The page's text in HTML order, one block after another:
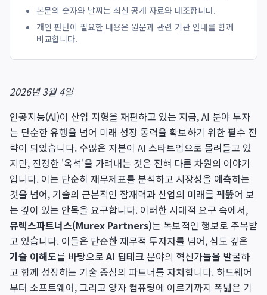
본문의 숫자와 날짜는 최신 공개 자료와 대조합니다.
개인 판단이 필요한 내용은 원문과 관련 기관 안내를 함께
비교합니다.
2026년 3월 4일
인공지능(AI)이 산업 지형을 재편하고 있는 지금, AI 분야 투자
는 단순한 유행을 넘어 미래 성장 동력을 확보하기 위한 필수 전
략이 되었습니다. 수많은 자본이 AI 스타트업으로 몰려들고 있
지만, 진정한 '옥석'을 가려내는 것은 전혀 다른 차원의 이야기
입니다. 이는 단순히 재무제표를 분석하고 시장성을 예측하는
것을 넘어, 기술의 근본적인 잠재력과 산업의 미래를 꿰뚫어 보
는 깊이 있는 안목을 요구합니다. 이러한 시대적 요구 속에서,
뮤렉스파트너스(Murex Partners)는 독보적인 행보로 주목받
고 있습니다. 이들은 단순한 재무적 투자자를 넘어, 심도 깊은
기술 이해도를 바탕으로AI 딥테크 분야의 혁신가들을 발굴하
고 함께 성장하는 기술 중심의 파트너를 자처합니다. 하드웨어
부터 소프트웨어, 그리고 양자 컴퓨팅에 이르기까지 폭넓은 기